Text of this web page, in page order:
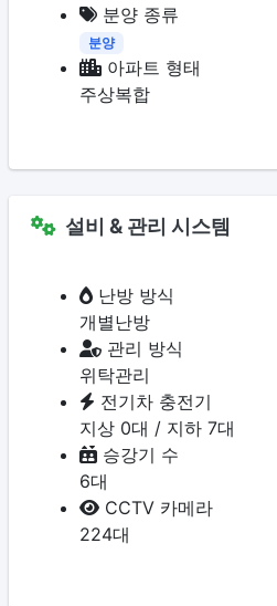
분양 종류
분양
아파트 형태
주상복합
설비 & 관리 시스템
난방 방식
개별난방
관리 방식
위탁관리
전기차 충전기
지상 0대 / 지하 7대
승강기 수
6대
CCTV 카메라
224대